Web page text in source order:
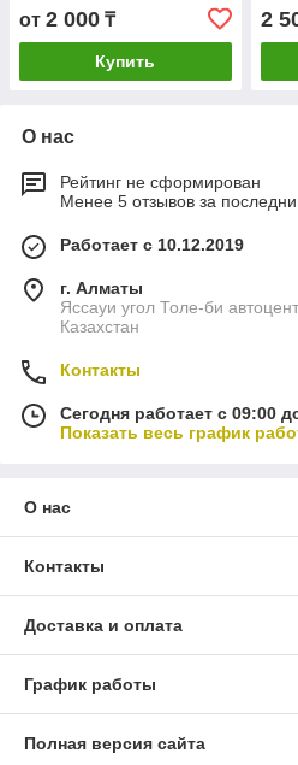
от 2 000 ₸
Купить
2
О нас
Рейтинг не сформирован
Менее 5 отзывов за
Работает с 10.12.2019
г. Алматы
Яссауи угол Толе-би
Казахстан
Контакты
Сегодня работает с 09:00
Показать весь график
О нас
Контакты
Доставка и оплата
График работы
Полная версия сайта